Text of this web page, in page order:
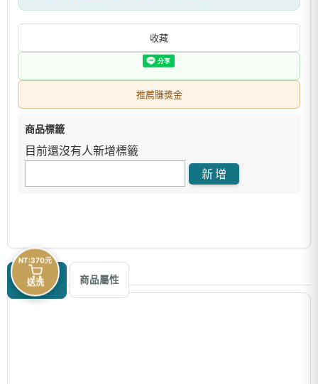
收藏
推薦賺獎金
商品標籤
目前還沒有人新增標籤
商品描述 商品屬性
NT:370元
送洗